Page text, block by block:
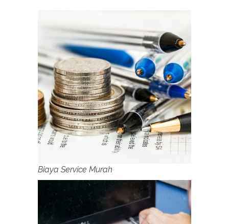
Biaya Service Murah